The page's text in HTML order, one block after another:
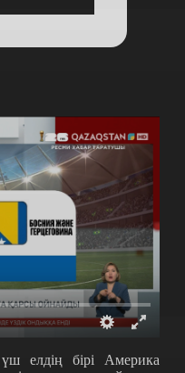
елдің бірі Америка